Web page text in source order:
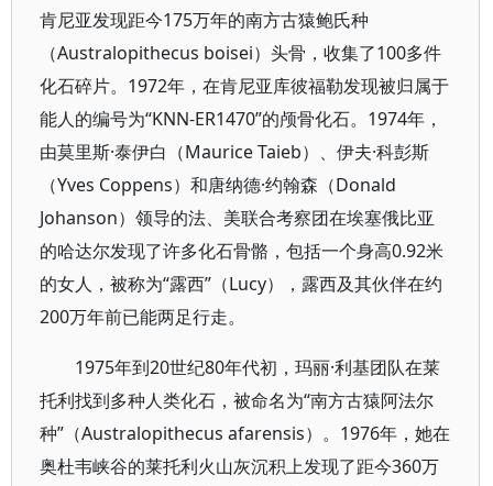
肯尼亚发现距今175万年的南方古猿鲍氏种
（Australopithecus boisei）头骨，收集了100多件
化石碎片。1972年，在肯尼亚库彼福勒发现被归属于
能人的编号为“KNN-ER1470”的颅骨化石。1974年，
由莫里斯·泰伊白（Maurice Taieb）、伊夫·科彭斯
（Yves Coppens）和唐纳德·约翰森（Donald
Johanson）领导的法、美联合考察团在埃塞俄比亚
的哈达尔发现了许多化石骨骼，包括一个身高0.92米
的女人，被称为“露西”（Lucy），露西及其伙伴在约
200万年前已能两足行走。
1975年到20世纪80年代初，玛丽·利基团队在莱
托利找到多种人类化石，被命名为“南方古猿阿法尔
种”（Australopithecus afarensis）。1976年，她在
奥杜韦峡谷的莱托利火山灰沉积上发现了距今360万